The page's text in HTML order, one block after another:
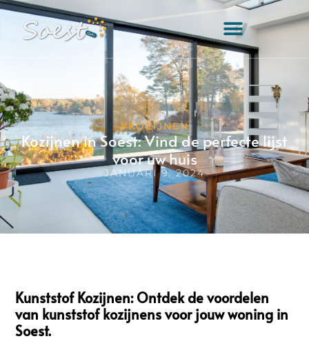
#KOZIJNEN
Kozijnen in Soest: Vind de perfecte lijst
voor uw huis
JANUARI 9, 2024
Kunststof Kozijnen: Ontdek de voordelen
van kunststof kozijnens voor jouw woning in
Soest.